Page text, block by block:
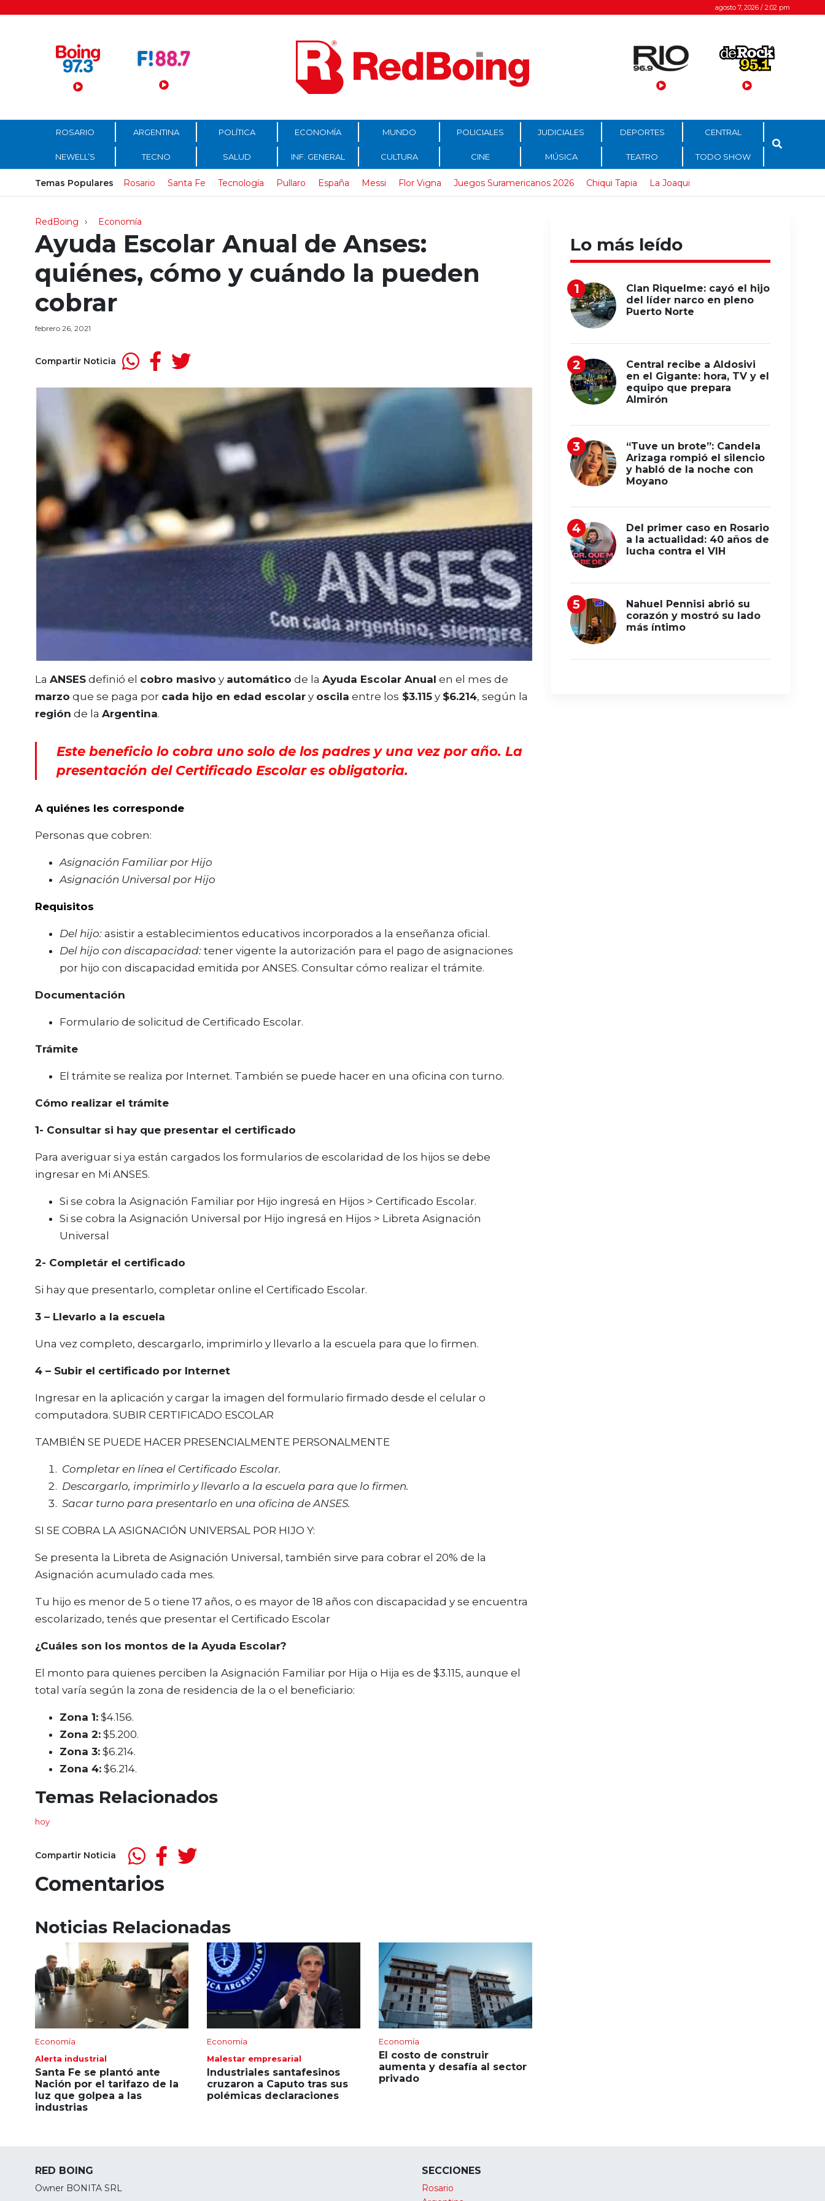
Menú Principal agosto 7, 2026 / 2:02 pm
ROSARIO ARGENTINA POLÍTICA ECONOMÍA MUNDO POLICIALES JUDICIALES DEPORTES CENTRAL
NEWELL’S TECNO SALUD INF. GENERAL CULTURA CINE MÚSICA TEATRO TODO SHOW
Temas Populares Rosario Santa Fe Tecnología Pullaro España Messi Flor Vigna Juegos Suramericanos 2026 Chiqui Tapia La Joaqui
RedBoing Economía
Ayuda Escolar Anual de Anses:
quiénes, cómo y cuándo la pueden
cobrar
febrero 26, 2021
Compartir Noticia
La ANSES definió el cobro masivo y automático de la Ayuda Escolar Anual en el mes de
marzo que se paga por cada hijo en edad escolar y oscila entre los $3.115 y $6.214, según la
región de la Argentina.
Este beneficio lo cobra uno solo de los padres y una vez por año. La
presentación del Certificado Escolar es obligatoria.
A quiénes les corresponde
Personas que cobren:
Asignación Familiar por Hijo
Asignación Universal por Hijo
Requisitos
Del hijo: asistir a establecimientos educativos incorporados a la enseñanza oficial.
Del hijo con discapacidad: tener vigente la autorización para el pago de asignaciones
por hijo con discapacidad emitida por ANSES. Consultar cómo realizar el trámite.
Documentación
Formulario de solicitud de Certificado Escolar.
Trámite
El trámite se realiza por Internet. También se puede hacer en una oficina con turno.
Cómo realizar el trámite
1- Consultar si hay que presentar el certificado
Para averiguar si ya están cargados los formularios de escolaridad de los hijos se debe
ingresar en Mi ANSES.
Si se cobra la Asignación Familiar por Hijo ingresá en Hijos > Certificado Escolar.
Si se cobra la Asignación Universal por Hijo ingresá en Hijos > Libreta Asignación
Universal
2- Completár el certificado
Si hay que presentarlo, completar online el Certificado Escolar.
3 – Llevarlo a la escuela
Una vez completo, descargarlo, imprimirlo y llevarlo a la escuela para que lo firmen.
4 – Subir el certificado por Internet
Ingresar en la aplicación y cargar la imagen del formulario firmado desde el celular o
computadora. SUBIR CERTIFICADO ESCOLAR
TAMBIÉN SE PUEDE HACER PRESENCIALMENTE PERSONALMENTE
Completar en línea el Certificado Escolar.
Descargarlo, imprimirlo y llevarlo a la escuela para que lo firmen.
Sacar turno para presentarlo en una oficina de ANSES.
SI SE COBRA LA ASIGNACIÓN UNIVERSAL POR HIJO Y:
Se presenta la Libreta de Asignación Universal, también sirve para cobrar el 20% de la
Asignación acumulado cada mes.
Tu hijo es menor de 5 o tiene 17 años, o es mayor de 18 años con discapacidad y se encuentra
escolarizado, tenés que presentar el Certificado Escolar
¿Cuáles son los montos de la Ayuda Escolar?
El monto para quienes perciben la Asignación Familiar por Hija o Hija es de $3.115, aunque el
total varía según la zona de residencia de la o el beneficiario:
Zona 1: $4.156.
Zona 2: $5.200.
Zona 3: $6.214.
Zona 4: $6.214.
Temas Relacionados
hoy
Compartir Noticia
Comentarios
Noticias Relacionadas
Economía
Alerta industrial
Santa Fe se plantó ante
Nación por el tarifazo de la
luz que golpea a las
industrias
Economía
Malestar empresarial
Industriales santafesinos
cruzaron a Caputo tras sus
polémicas declaraciones
Economía
El costo de construir
aumenta y desafía al sector
privado
Lo más leído
Clan Riquelme: cayó el hijo
del líder narco en pleno
Puerto Norte
Central recibe a Aldosivi
en el Gigante: hora, TV y el
equipo que prepara
Almirón
“Tuve un brote”: Candela
Arizaga rompió el silencio
y habló de la noche con
Moyano
Del primer caso en Rosario
a la actualidad: 40 años de
lucha contra el VIH
Nahuel Pennisi abrió su
corazón y mostró su lado
más íntimo
RED BOING
Owner BONITA SRL
SECCIONES
Rosario